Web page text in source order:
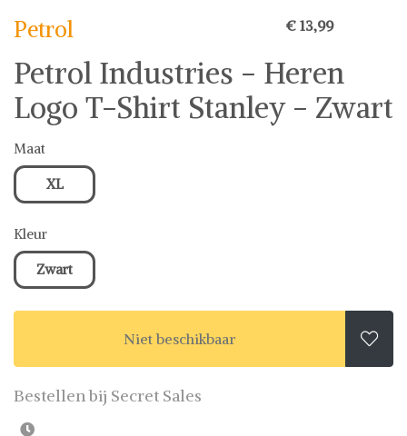
Petrol € 13,99
Petrol Industries - Heren
Logo T-Shirt Stanley - Zwart
Maat
XL
Kleur
Zwart
Niet beschikbaar 
Bestellen bij Secret Sales